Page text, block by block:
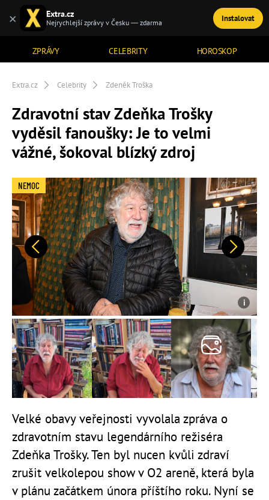
ZPRÁVY CELEBRITY HOROSKOP
TÉMATA
Extra.cz Celebrity Zdeněk Troška
Zdravotní stav Zdeňka Trošky
vyděsil fanoušky: Je to velmi
vážné, šokoval blízký zdroj
Předchozí Další
NEMOC
Velké obavy veřejnosti vyvolala zpráva o
zdravotním stavu legendárního režiséra
Zdeňka Trošky. Ten byl nucen kvůli zdraví
zrušit velkolepou show v O2 areně, která byla
v plánu začátkem února příštího roku. Nyní se
× Extra.cz
Nejrychlejší zprávy v Česku — zdarma Instalovat